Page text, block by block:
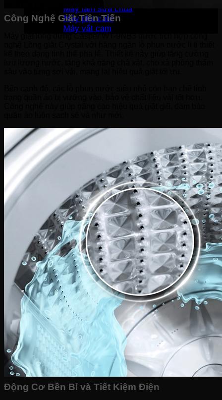
Máy làm sữa chua
Máy pha cafe
Máy vắt cam
Công Nghệ Giặt Tiên Tiến
Máy giặt lồng đứng Casper WT-9NB3 được tích hợp công
Động Cơ Bền Bỉ và Tiết Kiệm Điện